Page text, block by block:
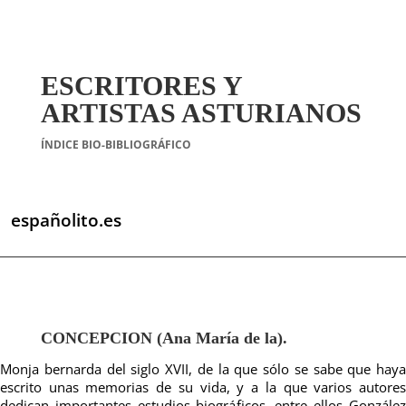
ESCRITORES Y
ARTISTAS ASTURIANOS
ÍNDICE BIO-BIBLIOGRÁFICO
españolito.es
CONCEPCION (Ana María de la).
Monja bernarda del siglo XVII, de la que sólo se sabe que haya
escrito unas memorias de su vida, y a la que varios autores